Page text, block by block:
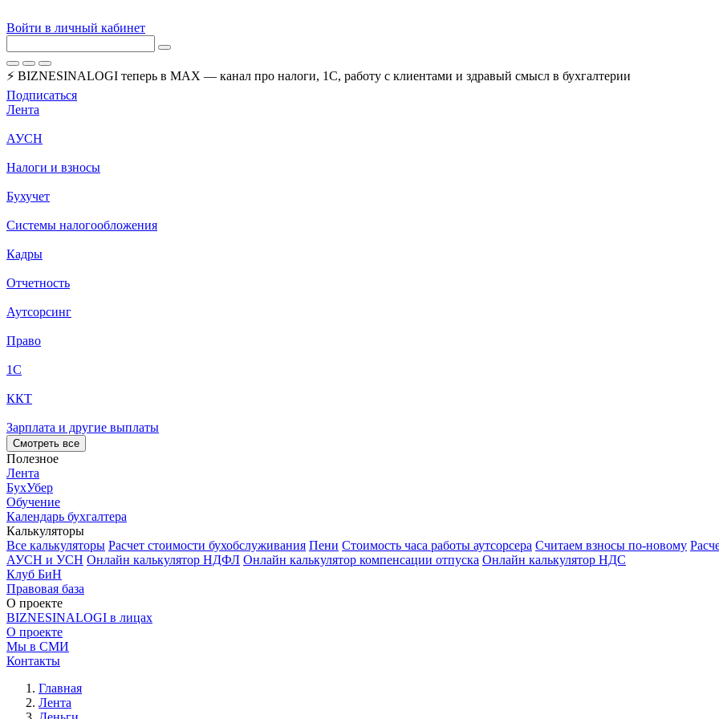
Войти в личный кабинет
⚡ BIZNESINALOGI теперь в MAX — канал про налоги, 1С, работу с клиентами и здравый смысл в бухгалтерии
Подписаться
Лента
АУСН
Налоги и взносы
Бухучет
Системы налогообложения
Кадры
Отчетность
Аутсорсинг
Право
1С
ККТ
Зарплата и другие выплаты
Смотреть все
Полезное
Лента
БухУбер
Обучение
Календарь бухгалтера
Калькуляторы
Все калькуляторы Расчет стоимости бухобслуживания Пени Стоимость часа работы аутсорсера Считаем взносы по-новому
АУСН и УСН Онлайн калькулятор НДФЛ Онлайн калькулятор компенсации отпуска Онлайн калькулятор НДС
Клуб БиН
Правовая база
О проекте
BIZNESINALOGI в лицах
О проекте
Мы в СМИ
Контакты
Главная
Лента